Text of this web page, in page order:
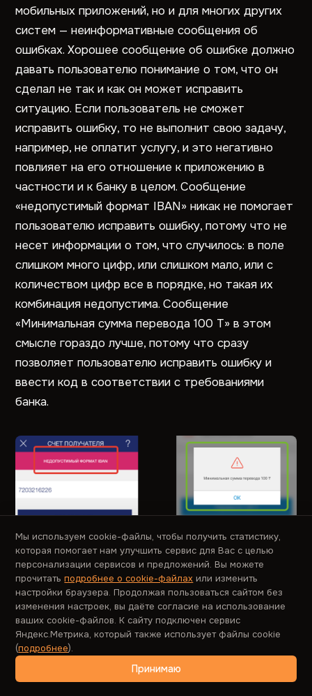
мобильных приложений, но и для многих других
систем — неинформативные сообщения об
ошибках. Хорошее сообщение об ошибке должно
давать пользователю понимание о том, что он
сделал не так и как он может исправить
ситуацию. Если пользователь не сможет
исправить ошибку, то не выполнит свою задачу,
например, не оплатит услугу, и это негативно
повлияет на его отношение к приложению в
частности и к банку в целом. Сообщение
«недопустимый формат IBAN» никак не помогает
пользователю исправить ошибку, потому что не
несет информации о том, что случилось: в поле
слишком много цифр, или слишком мало, или с
количеством цифр все в порядке, но такая их
комбинация недопустима. Сообщение
«Минимальная сумма перевода 100 T» в этом
смысле гораздо лучше, потому что сразу
позволяет пользователю исправить ошибку и
ввести код в соответствии с требованиями
банка.
Пример проблемного (слева) и удачного
(справа) сообщений об ошибках. Из сообщения
слева непонятно, как исправить ошибку.
Сообщение справа сразу дает понять, в чем
причина ошибки и как ее устранить.
Мы используем cookie-файлы, чтобы получить статистику,
которая помогает нам улучшить сервис для Вас с целью
персонализации сервисов и предложений. Вы можете
прочитатьподробнее о cookie-файлах или изменить
настройки браузера. Продолжая пользоваться сайтом без
изменения настроек, вы даёте согласие на использование
ваших cookie-файлов. К сайту подключен сервис
Яндекс.Метрика, который также использует файлы cookie
(подробнее).
Принимаю